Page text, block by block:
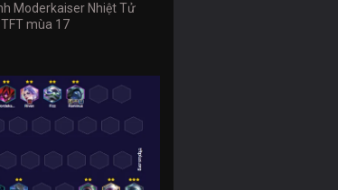
Moderkaiser Nhiệt Tử
mùa 17